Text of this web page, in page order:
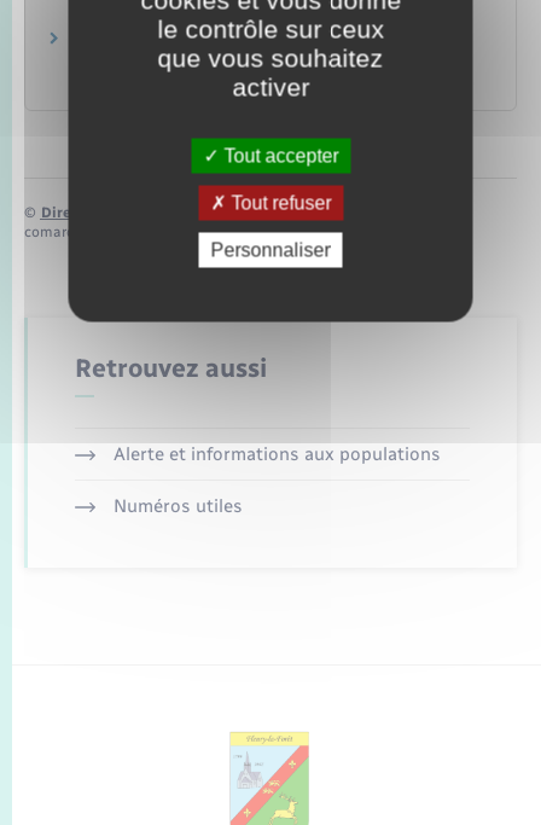
Allocation de base de la Paje versée à la
naissance d'un enfant
© Direction de l’information légale et administrative
comarquage developpé parbaseo.io
Retrouvez aussi
Alerte et informations aux populations
Numéros utiles
le contrôle sur ceux
que vous souhaitez
activer
Tout accepter
Tout refuser
Personnaliser